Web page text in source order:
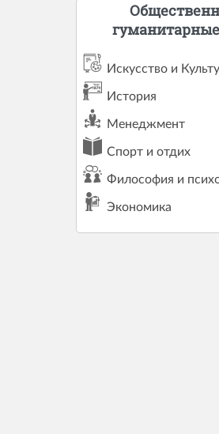
Искусство и
История
Менеджмент
Спорт и отдих
Философия и
Экономика